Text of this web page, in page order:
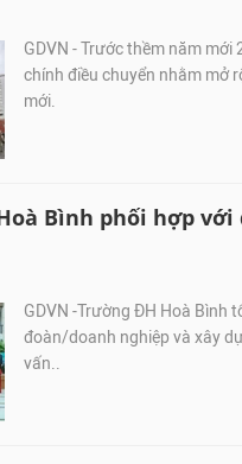
GDVN - Trước thềm năm mới
chính điều chuyển nhằm mở
mới.
Bình phối hợp
GDVN -Trường ĐH Hoà Bình
đoàn/doanh nghiệp và xây
vấn..